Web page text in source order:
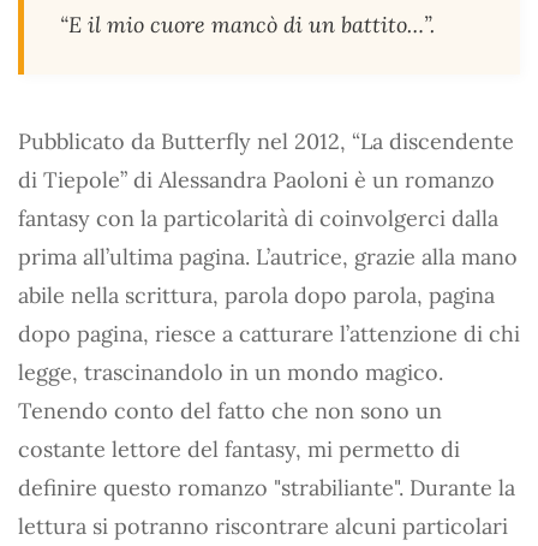
“E il mio cuore mancò di un battito…”.
Pubblicato da Butterfly nel 2012, “La discendente
di Tiepole” di Alessandra Paoloni è un romanzo
fantasy con la particolarità di coinvolgerci dalla
prima all’ultima pagina. L’autrice, grazie alla mano
abile nella scrittura, parola dopo parola, pagina
dopo pagina, riesce a catturare l’attenzione di chi
legge, trascinandolo in un mondo magico.
Tenendo conto del fatto che non sono un
costante lettore del fantasy, mi permetto di
definire questo romanzo "strabiliante". Durante la
lettura si potranno riscontrare alcuni particolari